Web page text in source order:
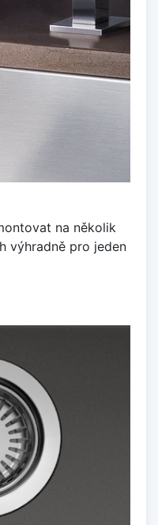
na několik
výhradně pro jeden